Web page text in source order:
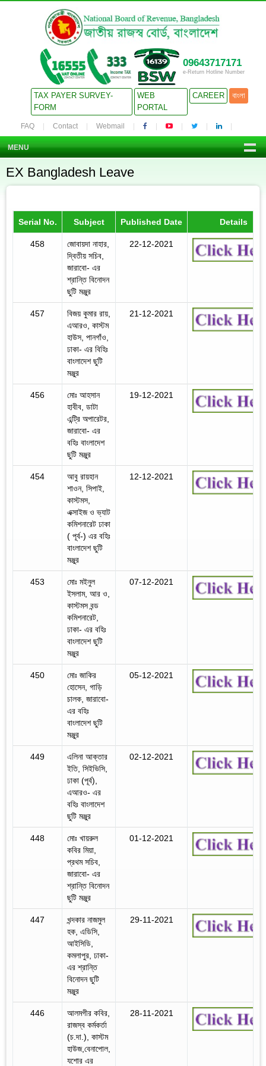
09643717171
e-Return Hotline Number
TAX PAYER SURVEY-
FORM
WEB
PORTAL
CAREER বাংলা
FAQ Contact Webmail
MENU
EX Bangladesh Leave
Serial No. Subject Published Date Details
458
জোবায়দা নাহার,
দ্বিতীয় সচিব,
জারাবো- এর
শ্রান্তি বিনোদন
ছুটি মঞ্জুর
22-12-2021
457
বিজয় কুমার রায়,
এআরও, কাস্টম
হাউস, পানগাঁও,
ঢাকা- এর বিহিঃ
বাংলাদেশ ছুটি
মঞ্জুর
21-12-2021
456
মোঃ আহসান
হাবীব, ডাটা
এন্ট্রি অপারেটর,
জারাবো- এর
বহিঃ বাংলাদেশ
ছুটি মঞ্জুর
19-12-2021
454
আবু রায়হান
শাওন, সিপাই,
কাস্টমস,
এক্সাইজ ও ভ্যাট
কমিশনারেট ঢাকা
( পূর্ব-) এর বহিঃ
বাংলাদেশ ছুটি
মঞ্জুর
12-12-2021
453
মোঃ মইনুল
ইসলাম, আর ও,
কাস্টমস বন্ড
কমিশনারেট,
ঢাকা- এর বহিঃ
বাংলাদেশ ছুটি
মঞ্জুর
07-12-2021
450
মোঃ জাকির
হোসেন, গাড়ি
চালক, জারাবো-
এর বহিঃ
বাংলাদেশ ছুটি
মঞ্জুর
05-12-2021
449
এলিনা আক্তার
ইতি, সিইভিসি,
ঢাকা (পূর্ব),
এআরও- এর
বহিঃ বাংলাদেশ
ছুটি মঞ্জুর
02-12-2021
448
মোঃ খায়রুল
কবির মিয়া,
প্রথম সচিব,
জারাবো- এর
শ্রান্তি বিনোদন
ছুটি মঞ্জুর
01-12-2021
447
খন্দকার নাজমুল
হক, এডিসি,
আইসিডি,
কমলাপুর, ঢাকা-
এর শ্রান্তি
বিনোদন ছুটি
মঞ্জুর
29-11-2021
446
আলমগীর কবির,
রাজস্ব কর্মকর্তা
(চ.দা.), কাস্টম
হাউজ,বেনাপোল,
যশোর এর
28-11-2021